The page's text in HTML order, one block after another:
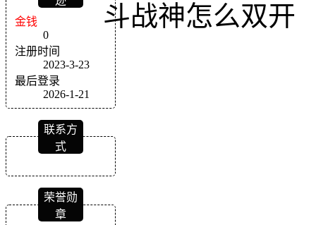
金钱
0
注册时间
2023-3-23
最后登录
2026-1-21
联系方
式
荣誉勋
章
斗战神怎么双开